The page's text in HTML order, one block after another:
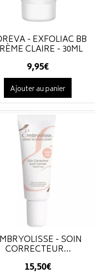
- EXFOLIAC BB
CLAIRE - 30ML
9,95€
Ajouter au panier
- SOIN
CORRECTEUR...
15,50€